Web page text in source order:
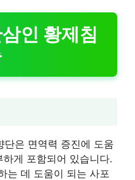
인 황제침
단은 면역력 증진에 도움
게 포함되어 있습니다.
는 데 도움이 되는 사포